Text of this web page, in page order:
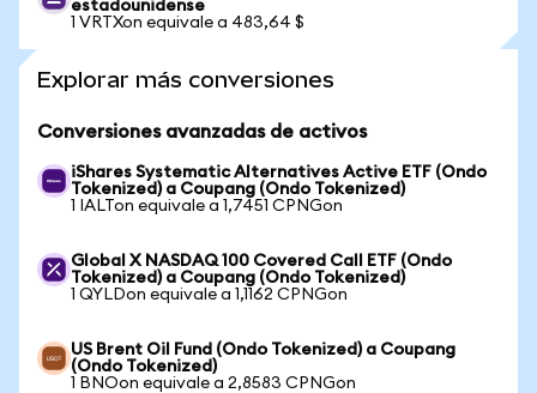
estadounidense
1 VRTXon equivale a 483,64 $
Explorar más conversiones
Conversiones avanzadas de activos
iShares Systematic Alternatives Active ETF (Ondo
Tokenized) a Coupang (Ondo Tokenized)
1 IALTon equivale a 1,7451 CPNGon
Global X NASDAQ 100 Covered Call ETF (Ondo
Tokenized) a Coupang (Ondo Tokenized)
1 QYLDon equivale a 1,1162 CPNGon
US Brent Oil Fund (Ondo Tokenized) a Coupang
(Ondo Tokenized)
1 BNOon equivale a 2,8583 CPNGon